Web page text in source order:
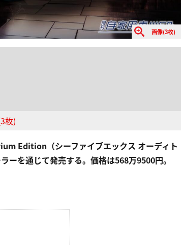
画像(3枚)
枚)
Edition（シーファイブエックス オーディト
ーを通じて発売する。価格は568万9500円。